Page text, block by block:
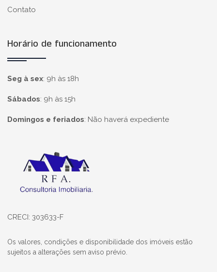
Contato
Horário de funcionamento
Seg à sex: 9h às 18h
Sábados: 9h às 15h
Domingos e feriados: Não haverá expediente
Página inicial
CRECI: 303633-F
Os valores, condições e disponibilidade dos imóveis estão
sujeitos a alterações sem aviso prévio.